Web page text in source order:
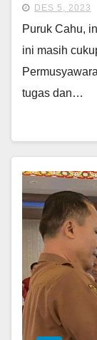
DES 5, 2023
Puruk Cahu,
ini masih
tugas dan…